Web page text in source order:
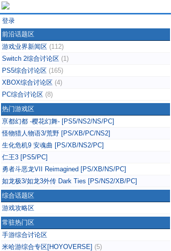
登录
前沿话题区
游戏业界新闻区 (112)
Switch 2综合讨论区 (1)
PS5综合讨论区 (165)
XBOX综合讨论区 (4)
PC综合讨论区 (8)
热门游戏区
亰都幻都 -樱花幻舞- [PS5/NS2/NS/PC]
怪物猎人物语3/荒野 [PS/XB/PC/NS2]
生化危机9 安魂曲 [PS/XB/NS2/PC]
仁王3 [PS5/PC]
勇者斗恶龙VII Reimagined [PS/XB/NS/PC]
如龙极3/如龙3外传 Dark Ties [PS/NS2/XB/PC]
综合话题区
游戏攻略区
常驻热门区
手游综合讨论区
米哈游综合专区[HOYOVERSE] (5)